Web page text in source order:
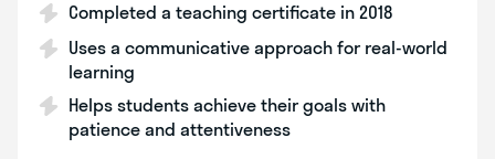
Completed a teaching certificate in 2018
Uses a communicative approach for real-world
learning
Helps students achieve their goals with
patience and attentiveness